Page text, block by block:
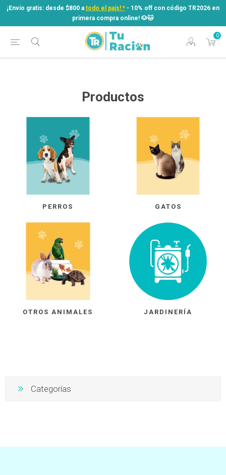
¡Envío gratis: desde $800 a todo el país! * - 10% off con código TR2026 en
primera compra online! ​🐶​🐱
0
¡Envío gratis: desde $800 atodo el país! *
- 10% off con código TR2026 en
primera compra online! ​🐶​🐱
Productos
PERROS GATOS
OTROS ANIMALES JARDINERÍA
Categorías